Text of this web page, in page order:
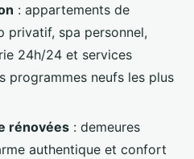
: appartements de
privatif, spa personnel,
24h/24 et services
programmes neufs les plus
rénovées : demeures
authentique et confort